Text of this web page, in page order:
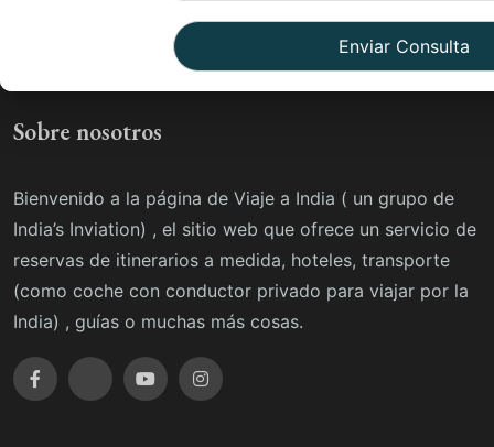
Sobre nosotros
Bienvenido a la página de Viaje a India ( un grupo de
India’s Inviation) , el sitio web que ofrece un servicio de
reservas de itinerarios a medida, hoteles, transporte
(como coche con conductor privado para viajar por la
India) , guías o muchas más cosas.